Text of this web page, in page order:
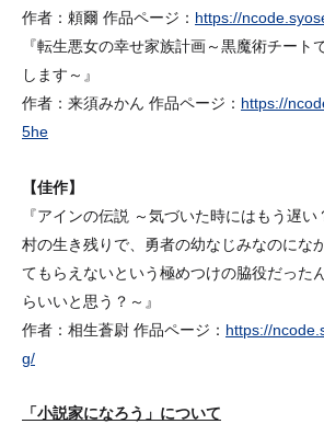
作者：頼爾 作品ページ： https://
『転生悪女の幸せ家族計画～黒魔術チート
します～』
作者：来須みかん 作品ページ： https://
5he
【佳作】
『アインの伝説 ～気づいた時にはもう遅
村の生き残りで、勇者の幼なじみなのにな
てもらえないという極めつけの脇役だった
らいいと思う？～』
作者：相生蒼尉 作品ページ： https://
g/
「小説家になろう」について